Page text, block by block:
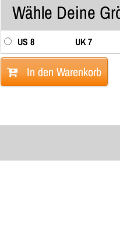
Wähle Deine
US 8 UK 7
In den Warenkorb